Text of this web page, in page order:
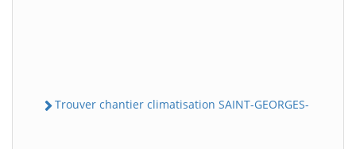
Trouver chantier climatisation SAINT-GEORGES-